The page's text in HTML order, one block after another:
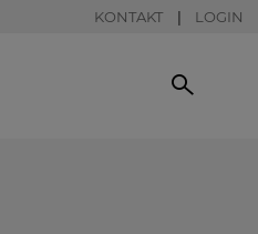
KONTAKT LOGIN